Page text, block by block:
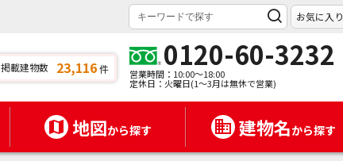
お気に入り
掲載建物数 23,116件 0120-60-3232
営業時間：10:00～18:00
定休日：火曜日(1～3月は無休で営業)
地図から探す 建物名から探す